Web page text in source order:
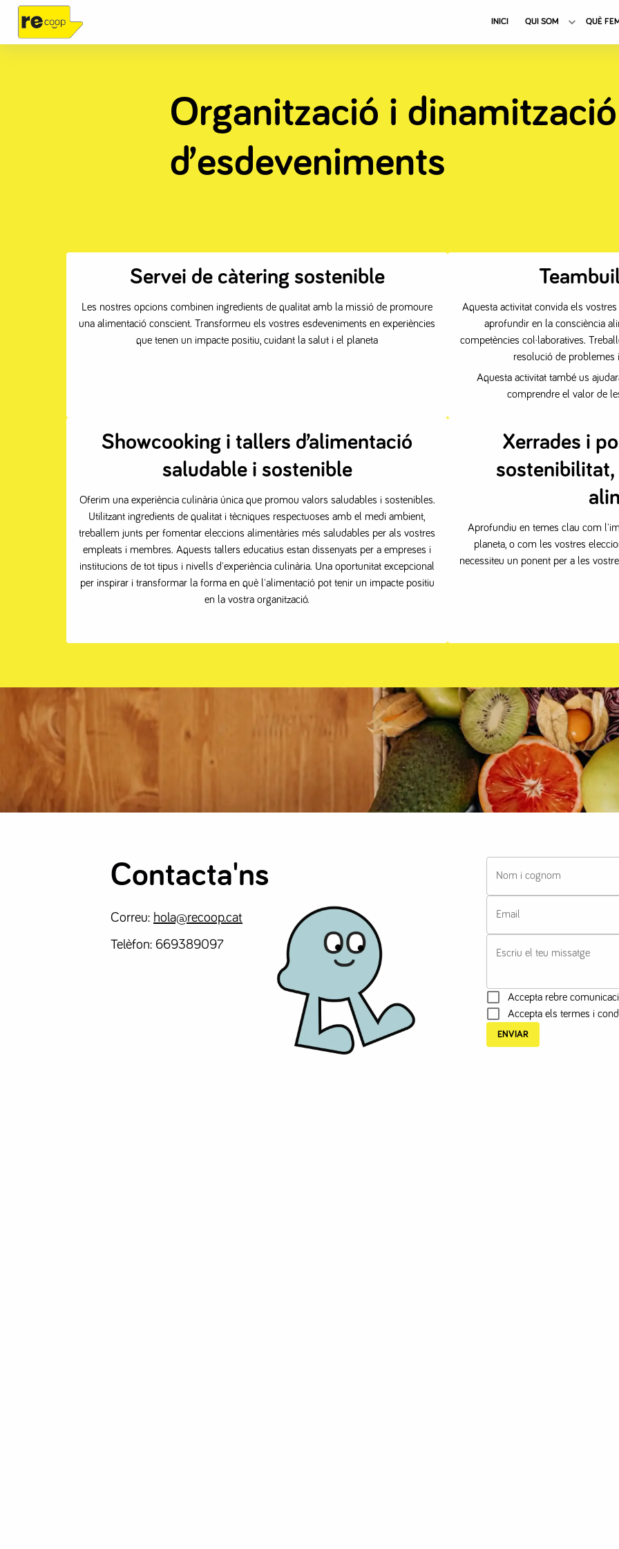
INICI QUI SOM Toggle
QUÈ
Organització i dinamització
d’esdeveniments
Servei de càtering sostenible
Les nostres opcions combinen ingredients de qualitat amb la missió de promoure
una alimentació conscient. Transformeu els vostres esdeveniments en experiències
que tenen un impacte positiu, cuidant la salut i el planeta
Aquesta activitat convida els
aprofundir en la consciència
competències col·laboratives.
resolució de problemes
Aquesta activitat també us
comprendre el valor de
Showcooking i tallers d’alimentació
saludable i sostenible
Oferim una experiència culinària única que promou valors saludables i sostenibles.
Utilitzant ingredients de qualitat i tècniques respectuoses amb el medi ambient,
treballem junts per fomentar eleccions alimentàries més saludables per als vostres
empleats i membres. Aquests tallers educatius estan dissenyats per a empreses i
institucions de tot tipus i nivells d'experiència culinària. Una oportunitat excepcional
per inspirar i transformar la forma en què l'alimentació pot tenir un impacte positiu
en la vostra organització.
Xerrades i
Aprofundiu en temes clau com
planeta, o com les vostres
necessiteu un ponent per a les
Nom i cognom
Email
Escriu el teu missatge
Accepta rebre
Accepta els termes i
ENVIAR
Contacta'ns
Correu: hola@recoop.cat
Telèfon: 669389097